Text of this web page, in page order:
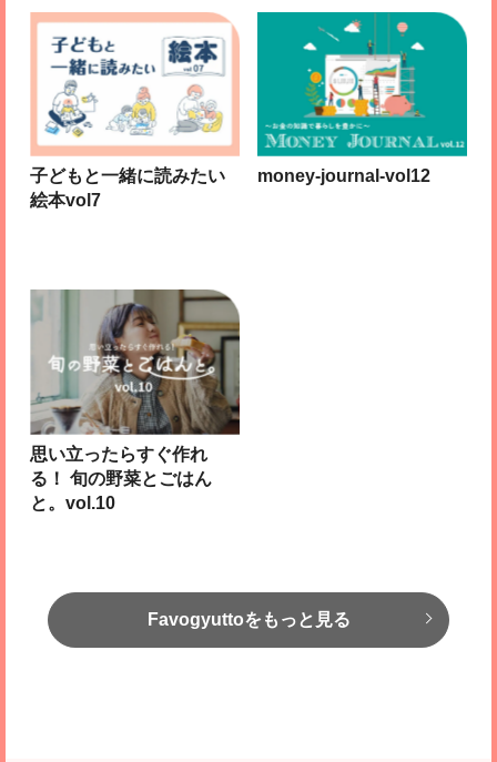
子どもと一緒に読みたい
絵本vol7
money-journal-vol12
思い立ったらすぐ作れ
る！ 旬の野菜とごはん
と。vol.10
Favogyuttoをもっと見る